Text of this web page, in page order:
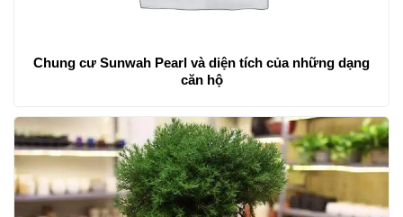
Chung cư Sunwah Pearl và diện tích của những dạng
căn hộ